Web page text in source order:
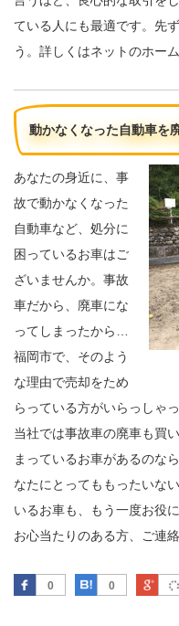
ている人にも最適です。先
う。詳しくはネットのホー
動かなくなった自動車を
あなたの身近に、事
故で動かなくなった
自動車など、処分に
困っているお車はご
ざいませんか。事故
車だから、廃車にな
ってしまったから…
福岡市で、そのよう
な理由で売却をため
らっている方がいらっしゃ
当社では事故車の廃車も買
まっているお車があるのな
なたにとってももったいな
いるお車も、もう一度お役
お心当たりのある方、ご連
0
Facebook 0
はてなブック